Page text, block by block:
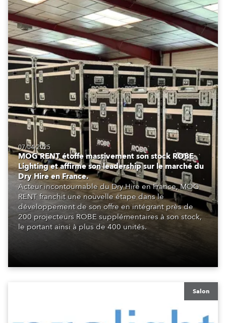
07/04/2025
MOG RENT étoffe massivement son stock ROBE
Lighting et affirme son leadership sur le marché du
Dry Hire en France.
Acteur incontournable du Dry Hire en France, MOG
RENT franchit une nouvelle étape dans le
développement de son offre en intégrant près de
200 projecteurs ROBE supplémentaires à son stock,
le portant ainsi à plus de 400 unités.
Salon